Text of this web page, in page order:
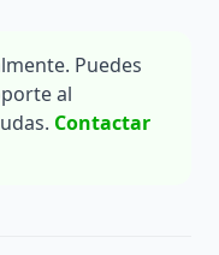
Puedes
al
Contactar